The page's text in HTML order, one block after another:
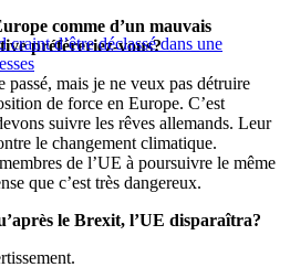
d’être déclassé dans une
comme d’un mauvais
préféreriez-vous?
passé, mais je ne veux pas détruire
de force en Europe. C’est
suivre les rêves allemands. Leur
le changement climatique.
de l’UE à poursuivre le même
que c’est très dangereux.
le Brexit, l’UE disparaîtra?